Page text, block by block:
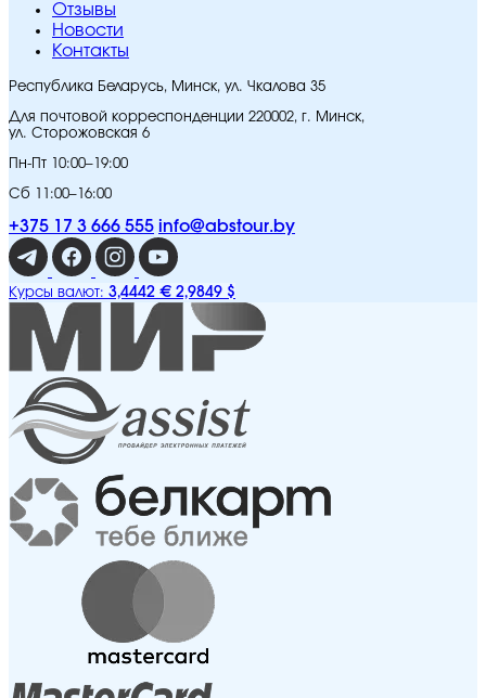
Отзывы
Новости
Контакты
Республика Беларусь, Минск, ул. Чкалова 35
Для почтовой корреспонденции 220002, г. Минск,
ул. Сторожовская 6
Пн-Пт 10:00–19:00
Сб 11:00–16:00
+375 17 3 666 555 info@abstour.by
Курсы валют: 3,4442 € 2,9849 $